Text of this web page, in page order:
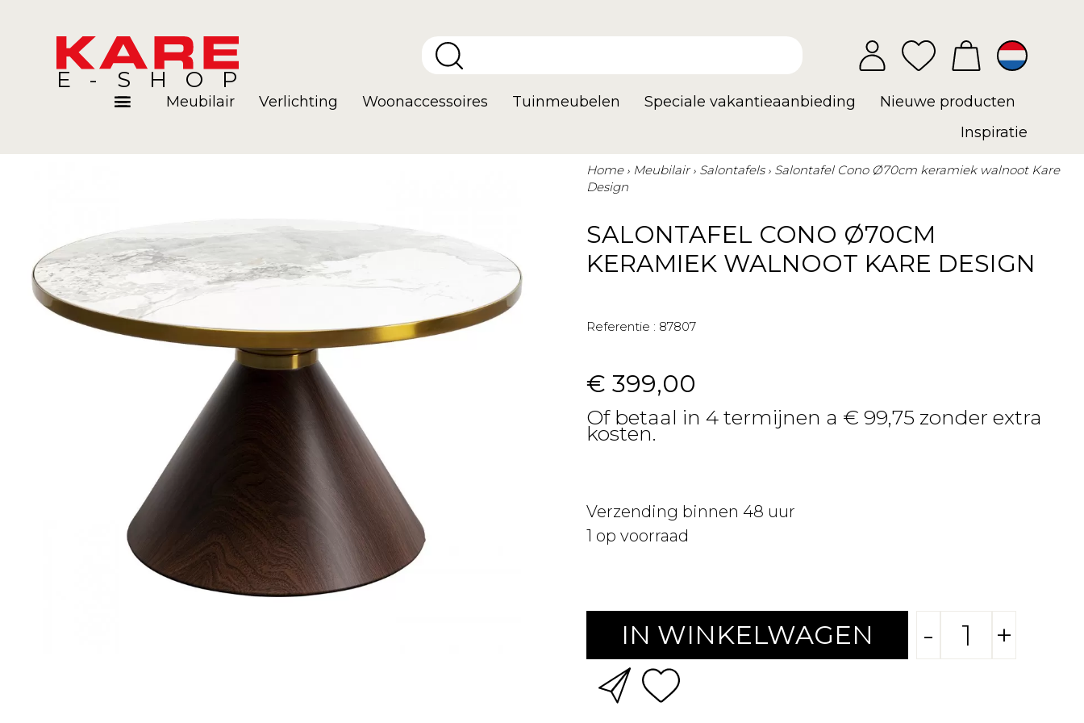
E-SHOP
Meubilair Verlichting Woonaccessoires Tuinmeubelen Speciale vakantieaanbieding
Nieuwe producten
Inspiratie
Home Meubilair Salontafels
Salontafel Cono Ø70cm keramiek walnoot Kare
Design
SALONTAFEL CONO Ø70CM
KERAMIEK WALNOOT KARE DESIGN
Referentie : 87807
€ 399,00
Of betaal in 4 termijnen a € 99,75 zonder extra
kosten.
Verzending binnen 48 uur
1 op voorraad
IN WINKELWAGEN - +